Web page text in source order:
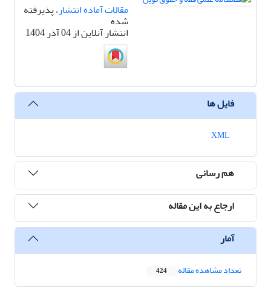
مقالات آماده انتشار، پذیرفته
شده
انتشار آنلاین از 04 آذر 1404
فایل ها
هم رسانی
ارجاع به این مقاله
آمار
تعداد مشاهده مقاله 424